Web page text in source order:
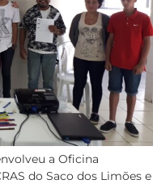
a Oficina
do Saco dos Limões e